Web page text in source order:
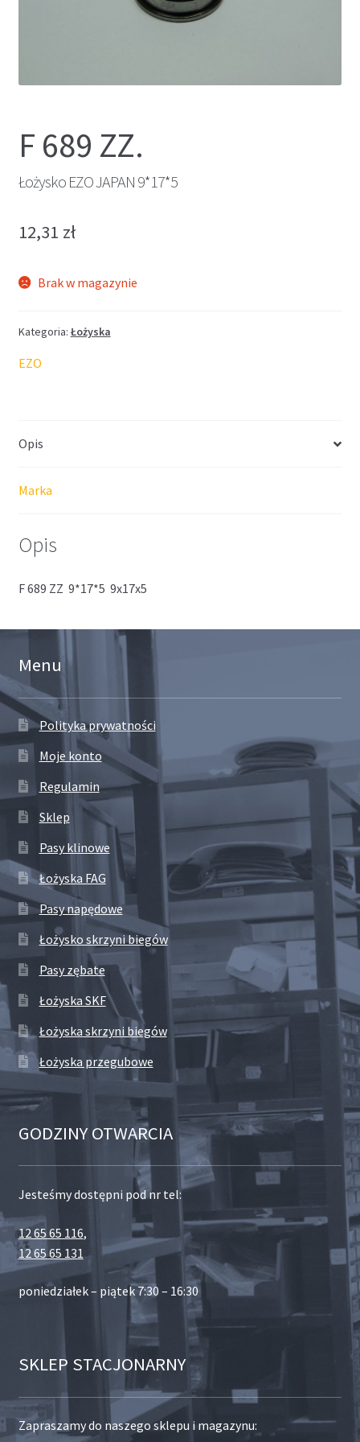
F 689 ZZ.
Łożysko EZO JAPAN 9*17*5
12,31 zł
Brak w magazynie
Kategoria: Łożyska
EZO
Opis
Marka
Opis
F 689 ZZ 9*17*5 9x17x5
Menu
Polityka prywatności
Moje konto
Regulamin
Sklep
Pasy klinowe
Łożyska FAG
Pasy napędowe
Łożysko skrzyni biegów
Pasy zębate
Łożyska SKF
Łożyska skrzyni biegów
Łożyska przegubowe
GODZINY OTWARCIA
Jesteśmy dostępni pod nr tel:
12 65 65 116,
12 65 65 131
poniedziałek – piątek 7:30 – 16:30
SKLEP STACJONARNY
Zapraszamy do naszego sklepu i magazynu: